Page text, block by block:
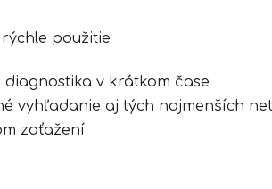
použitie
v krátkom čase
vyhľadanie aj tých najmenších
zaťažení